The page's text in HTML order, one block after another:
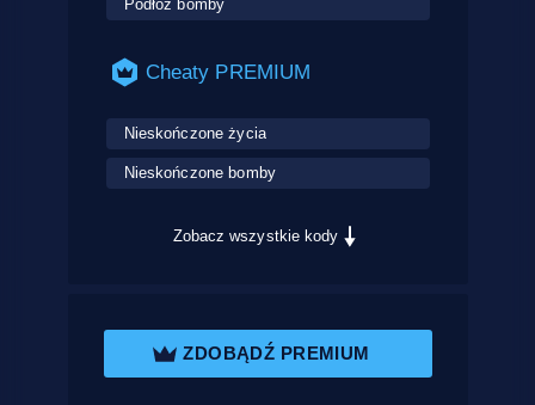
Podłóż bomby
Cheaty PREMIUM
Nieskończone życia
Nieskończone bomby
Zobacz wszystkie kody
ZDOBĄDŹ PREMIUM